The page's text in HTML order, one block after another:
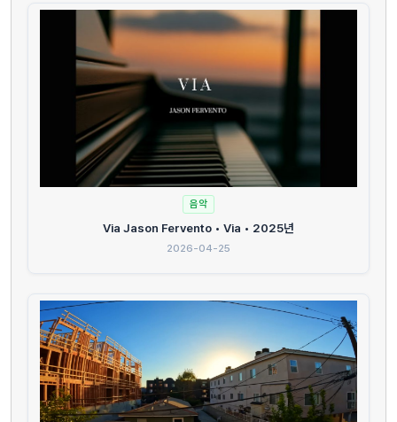
음악
Via Jason Fervento • Via • 2025년
2026-04-25